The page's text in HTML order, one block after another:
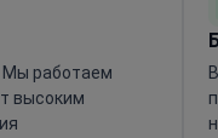
Мы работаем
высоким